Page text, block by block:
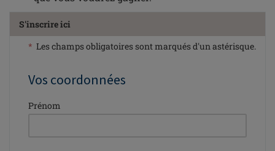
S'inscrire ici
* Les champs obligatoires sont marqués d'un astérisque.
Vos coordonnées
Prénom